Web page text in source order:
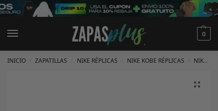
0
INICIO ZAPATILLAS NIKE RÉPLICAS NIKE KOBE RÉPLICAS NIKE KOBE 8 RÉPLICAS